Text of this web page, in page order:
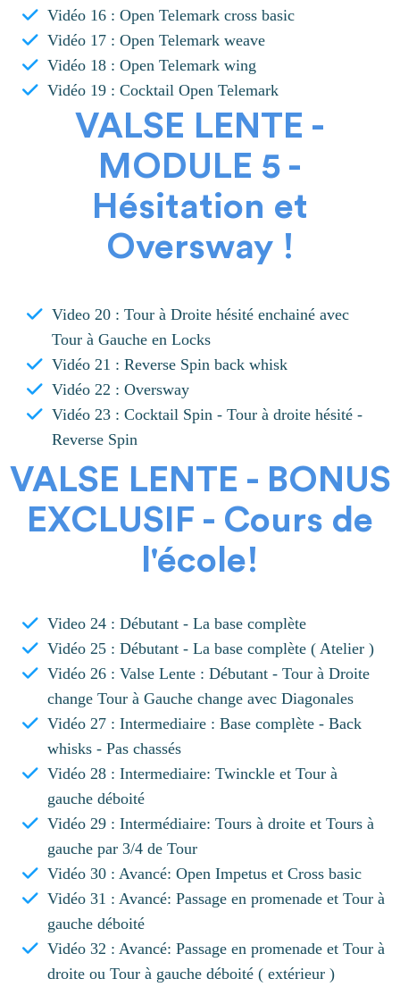
Vidéo 16 : Open Telemark cross basic
Vidéo 17 : Open Telemark weave
Vidéo 18 : Open Telemark wing
Vidéo 19 : Cocktail Open Telemark
VALSE LENTE -
MODULE 5 -
Hésitation et
Oversway !
Video 20 : Tour à Droite hésité enchainé avec
Tour à Gauche en Locks
Vidéo 21 : Reverse Spin back whisk
Vidéo 22 : Oversway
Vidéo 23 : Cocktail Spin - Tour à droite hésité -
Reverse Spin
VALSE LENTE - BONUS
EXCLUSIF - Cours de
l'école!
Video 24 : Débutant - La base complète
Vidéo 25 : Débutant - La base complète ( Atelier )
Vidéo 26 : Valse Lente : Débutant - Tour à Droite
change Tour à Gauche change avec Diagonales
Vidéo 27 : Intermediaire : Base complète - Back
whisks - Pas chassés
Vidéo 28 : Intermediaire: Twinckle et Tour à
gauche déboité
Vidéo 29 : Intermédiaire: Tours à droite et Tours à
gauche par 3/4 de Tour
Vidéo 30 : Avancé: Open Impetus et Cross basic
Vidéo 31 : Avancé: Passage en promenade et Tour à
gauche déboité
Vidéo 32 : Avancé: Passage en promenade et Tour à
droite ou Tour à gauche déboité ( extérieur )